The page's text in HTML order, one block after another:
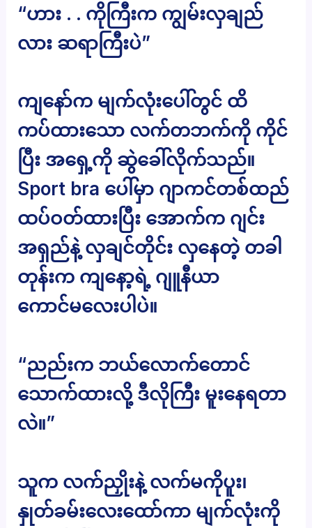
“ဟား . . ကိုကြီးက ကျွမ်းလှချည်
လား ဆရာကြီးပဲ”
ကျနော်က မျက်လုံးပေါ်တွင် ထိ
ကပ်ထားသော လက်တဘက်ကို ကိုင်
ပြီး အရှေ့ကို ဆွဲခေါ်လိုက်သည်။
Sport bra ပေါ်မှာ ဂျာကင်တစ်ထည်
ထပ်ဝတ်ထားပြီး အောက်က ဂျင်း
အရှည်နဲ့ လှချင်တိုင်း လှနေတဲ့ တခါ
တုန်းက ကျနော့ရဲ့ ဂျူနီယာ
ကောင်မလေးပါပဲ။
“ညည်းက ဘယ်လောက်တောင်
သောက်ထားလို့ ဒီလိုကြီး မူးနေရတာ
လဲ။”
သူက လက်ညှိုးနဲ့ လက်မကိုပူး၊
နှုတ်ခမ်းလေးထော်ကာ မျက်လုံးကို